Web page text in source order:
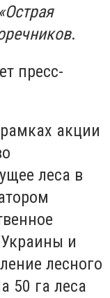
.
пресс-
акции
леса в
Украины и
лесного
50 га леса